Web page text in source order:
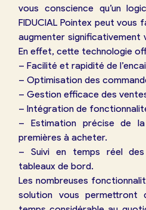
vous conscience qu’un
FIDUCIAL Pointex peut vous
augmenter significativement
En effet, cette technologie
– Facilité et rapidité de
– Optimisation des
– Gestion efficace des
– Intégration de
– Estimation précise de
premières à acheter.
– Suivi en temps réel
tableaux de bord.
Les nombreuses
solution vous permettront